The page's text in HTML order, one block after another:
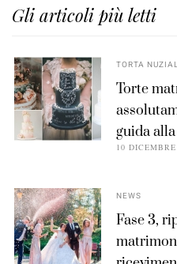
Gli articoli più letti
TORTA
Torte
guida
10
NEWS
Fase 3,